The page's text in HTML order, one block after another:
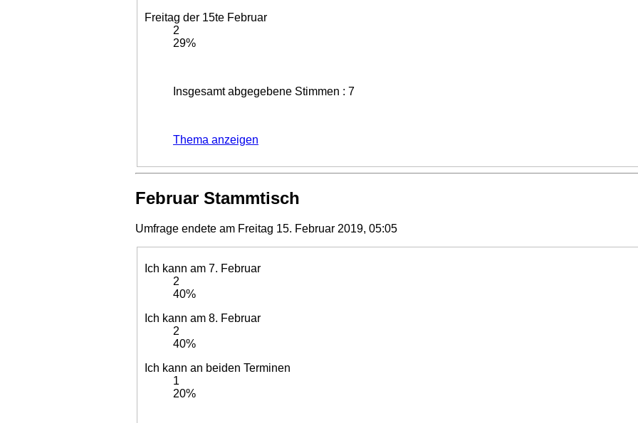
Freitag der 15te Februar
2
29%
Insgesamt abgegebene Stimmen : 7
Thema anzeigen
Februar Stammtisch
Umfrage endete am Freitag 15. Februar 2019, 05:05
Ich kann am 7. Februar
2
40%
Ich kann am 8. Februar
2
40%
Ich kann an beiden Terminen
1
20%